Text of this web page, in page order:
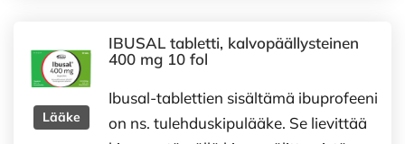
Lääke
IBUSAL tabletti, kalvopäällysteinen
400 mg 10 fol
Ibusal-tablettien sisältämä ibuprofeeni
on ns. tulehduskipulääke. Se lievittää